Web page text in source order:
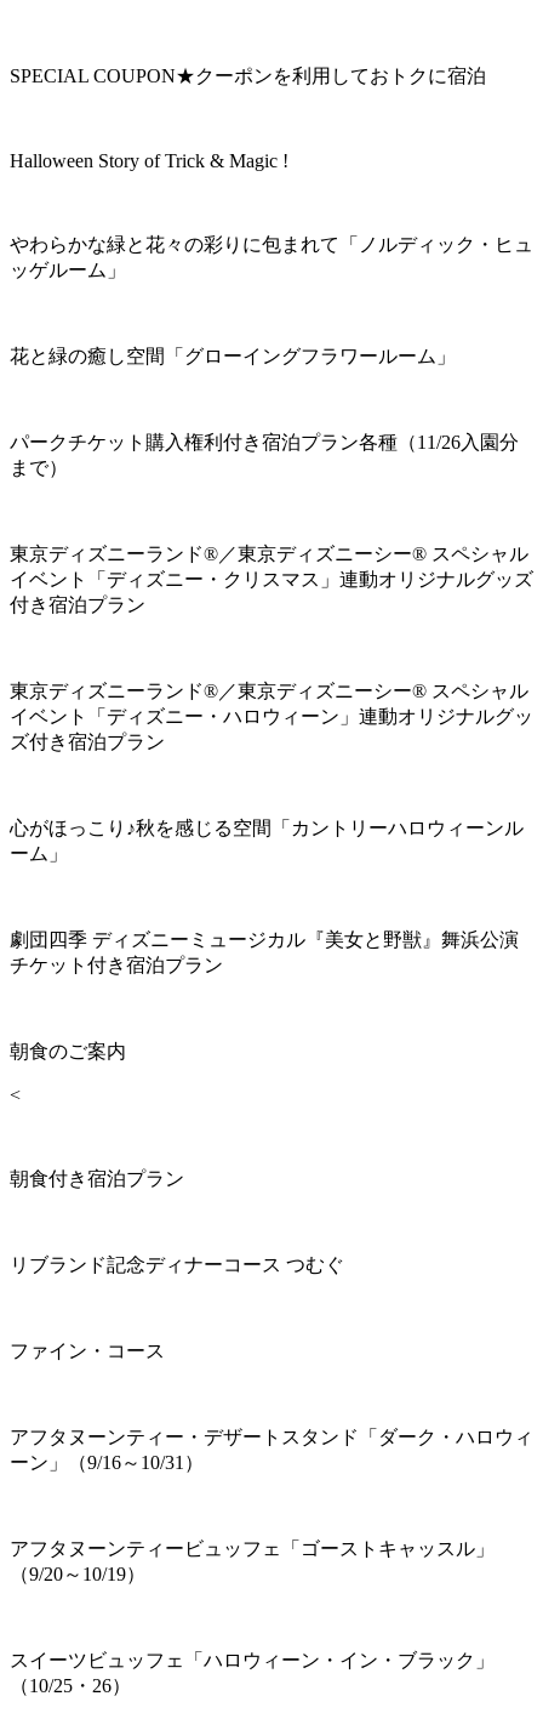
SPECIAL COUPON★クーポンを利用しておトクに宿泊
Halloween Story of Trick & Magic !
やわらかな緑と花々の彩りに包まれて「ノルディック・ヒュ
ッゲルーム」
花と緑の癒し空間「グローイングフラワールーム」
パークチケット購入権利付き宿泊プラン各種（11/26入園分
まで）
東京ディズニーランド®／東京ディズニーシー® スペシャル
イベント「ディズニー・クリスマス」連動オリジナルグッズ
付き宿泊プラン
東京ディズニーランド®／東京ディズニーシー® スペシャル
イベント「ディズニー・ハロウィーン」連動オリジナルグッ
ズ付き宿泊プラン
心がほっこり♪秋を感じる空間「カントリーハロウィーンル
ーム」
劇団四季 ディズニーミュージカル『美女と野獣』舞浜公演
チケット付き宿泊プラン
朝食のご案内
<
朝食付き宿泊プラン
リブランド記念ディナーコース つむぐ
ファイン・コース
アフタヌーンティー・デザートスタンド「ダーク・ハロウィ
ーン」（9/16～10/31）
アフタヌーンティービュッフェ「ゴーストキャッスル」
（9/20～10/19）
スイーツビュッフェ「ハロウィーン・イン・ブラック」
（10/25・26）